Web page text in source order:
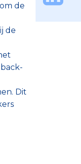
de
de
Dit